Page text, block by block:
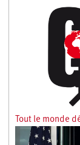
Tout le monde